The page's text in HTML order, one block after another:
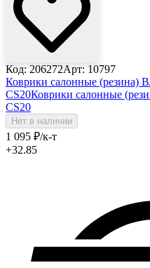
Код: 206272Арт: 10797
Коврики салонные (резина)
CS20Коврики салонные
CS20
Нет в наличии
1 095 ₽/к-т
+32.85